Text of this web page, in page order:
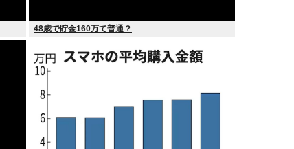
48歳で貯金160万て普通？